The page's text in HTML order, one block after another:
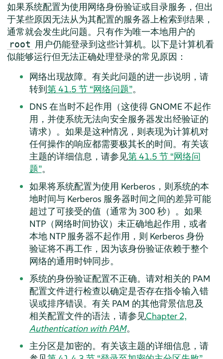
如果系统配置为使用网络身份验证或目录服务，但出
于某些原因无法从为其配置的服务器上检索到结果，
通常就会发生此问题。只有作为唯一本地用户的
root 用户仍能登录到这些计算机。以下是计算机看
似能够运行但无法正确处理登录的常见原因：
网络出现故障。有关此问题的进一步说明，请
转到第 41.5 节 “网络问题”。
DNS 在当时不起作用（这使得 GNOME 不起作
用，并使系统无法向安全服务器发出经验证的
请求）。如果是这种情况，则表现为计算机对
任何操作的响应都需要极其长的时间。有关该
主题的详细信息，请参见第 41.5 节 “网络问
题”。
如果将系统配置为使用 Kerberos，则系统的本
地时间与 Kerberos 服务器时间之间的差异可能
超过了可接受的值（通常为 300 秒）。如果
NTP（网络时间协议）未正确地起作用，或者
本地 NTP 服务器不起作用，则 Kerberos 身份
验证将不再工作，因为该身份验证依赖于整个
网络的通用时钟同步。
系统的身份验证配置不正确。请对相关的 PAM
配置文件进行检查以确定是否存在指令输入错
误或排序错误。有关 PAM 的其他背景信息及
相关配置文件的语法，请参见Chapter 2,
Authentication with PAM。
主分区是加密的。有关该主题的详细信息，请